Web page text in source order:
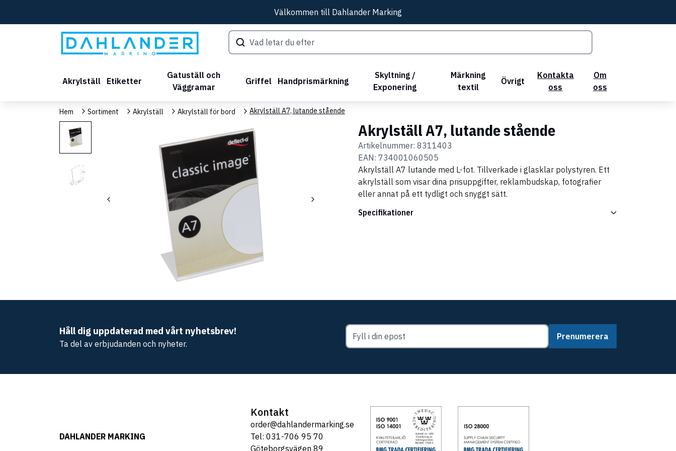
Välkommen till Dahlander Marking
Akrylställ Etiketter
Gatuställ och
Väggramar
Griffel Handprismärkning
Skyltning /
Exponering
Märkning
textil
Övrigt
Kontakta
oss
Om
oss
Hem Sortiment Akrylställ Akrylställ för bord Akrylställ A7, lutande stående
Akrylställ A7, lutande stående
Artikelnummer: 8311403
EAN: 734001060505
Akrylställ A7 lutande med L-fot. Tillverkade i glasklar polystyren. Ett
akrylställ som visar dina prisuppgifter, reklambudskap, fotografier
eller annat på ett tydligt och snyggt sätt.
Specifikationer
Håll dig uppdaterad med vårt nyhetsbrev!
Ta del av erbjudanden och nyheter.
Prenumerera
DAHLANDER MARKING
Kontakt
order@dahlandermarking.se
Tel: 031-706 95 70
Göteborgsvägen 89